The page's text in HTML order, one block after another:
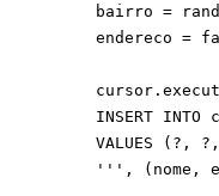
bairro =
endereco =
INSERT INTO
VALUES (?,
''', (nome,